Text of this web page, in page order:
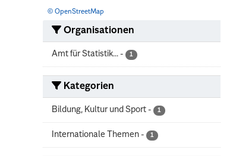
© OpenStreetMap
Organisationen
Amt für Statistik... - 1
Kategorien
Bildung, Kultur und Sport - 1
Internationale Themen - 1